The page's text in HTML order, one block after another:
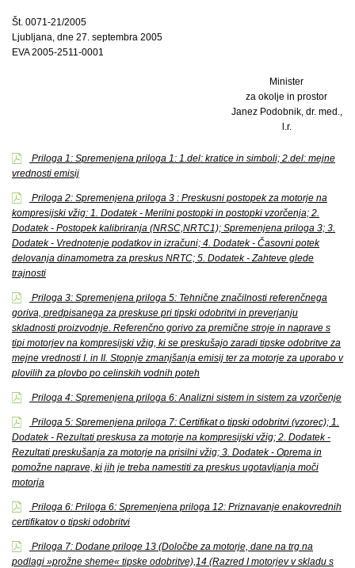
Št. 0071-21/2005
Ljubljana, dne 27. septembra 2005
EVA 2005-2511-0001
Minister
za okolje in prostor
Janez Podobnik, dr. med.,
l.r.
Priloga 1: Spremenjena priloga 1: 1.del: kratice in simboli; 2.del: mejne
vrednosti emisij
Priloga 2: Spremenjena priloga 3 : Preskusni postopek za motorje na
kompresijski vžig: 1. Dodatek - Merilni postopki in postopki vzorčenja; 2.
Dodatek - Postopek kalibriranja (NRSC,NRTC1); Spremenjena priloga 3; 3.
Dodatek - Vrednotenje podatkov in izračuni; 4. Dodatek - Časovni potek
delovanja dinamometra za preskus NRTC; 5. Dodatek - Zahteve glede
trajnosti
Priloga 3: Spremenjena priloga 5: Tehnične značilnosti referenčnega
goriva, predpisanega za preskuse pri tipski odobritvi in preverjanju
skladnosti proizvodnje. Referenčno gorivo za premične stroje in naprave s
tipi motorjev na kompresijski vžig, ki se preskušajo zaradi tipske odobritve za
mejne vrednosti I. in II. Stopnje zmanjšanja emisij ter za motorje za uporabo v
plovilih za plovbo po celinskih vodnih poteh
Priloga 4: Spremenjena priloga 6: Analizni sistem in sistem za vzorčenje
Priloga 5: Spremenjena priloga 7: Certifikat o tipski odobritvi (vzorec); 1.
Dodatek - Rezultati preskusa za motorje na kompresijski vžig; 2. Dodatek -
Rezultati preskušanja za motorje na prisilni vžig; 3. Dodatek - Oprema in
pomožne naprave, ki jih je treba namestiti za preskus ugotavljanja moči
motorja
Priloga 6: Priloga 6: Spremenjena priloga 12: Priznavanje enakovrednih
certifikatov o tipski odobritvi
Priloga 7: Dodane priloge 13 (Določbe za motorje, dane na trg na
podlagi »prožne sheme« tipske odobritve),14 (Razred I motorjev v skladu s